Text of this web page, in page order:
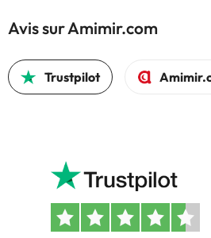
Avis sur Amimir.com
Trustpilot